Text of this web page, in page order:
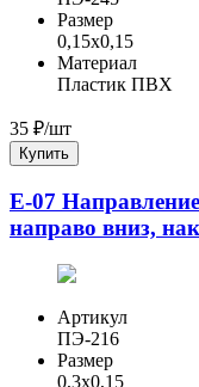
Размер
0,15x0,15
Материал
Пластик ПВХ
35 ₽/шт
Купить
E-07
направо вниз,
Артикул
ПЭ-216
Размер
0,3x0,15